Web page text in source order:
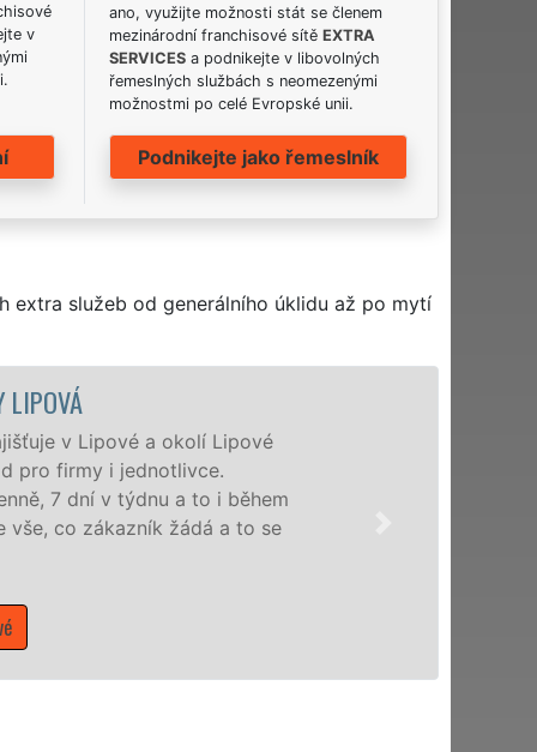
v
ano, využijte možnosti stát se členem
mezinárodní franchisové sítěEXTRA
SERVICES a podnikejte v libovolných
řemeslných službách s neomezenými
možnostmi po celé Evropské unii.
Podnikejte jako řemeslník
extra služeb od generálního úklidu až po mytí
Naše společnost EXTRA
nabízíme pro všechny
domácnosti v celém